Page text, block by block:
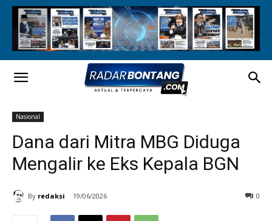
Nasional
Dana dari Mitra MBG Diduga
Mengalir ke Eks Kepala BGN
By redaksi 19/06/2026 0